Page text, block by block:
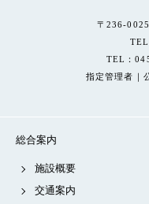
〒236-
TEL：
指定管理者｜
総合案内
施設概要
交通案内